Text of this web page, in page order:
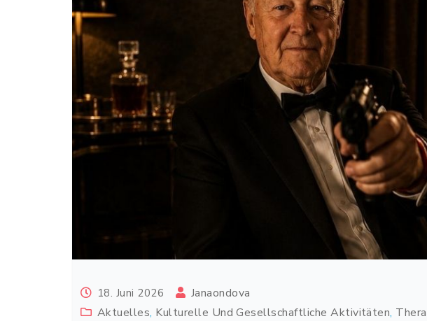
18. Juni 2026
Janaondova
Aktuelles, Kulturelle Und Gesellschaftliche Aktivitäten,